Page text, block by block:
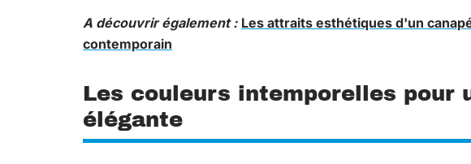
A découvrir également : Les attraits esthétiques d'un
contemporain
Les couleurs intemporelles pour
élégante